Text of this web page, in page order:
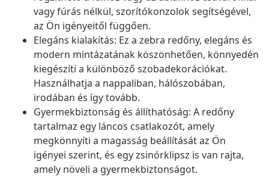
vagy fúrás nélkül, szorítókonzolok segítségével,
az Ön igényeitől függően.
Elegáns kialakítás: Ez a zebra redőny, elegáns és
modern mintázatának köszönhetően, könnyedén
kiegészíti a különböző szobadekorációkat.
Használhatja a nappaliban, hálószobában,
irodában és így tovább.
Gyermekbiztonság és állíthatóság: A redőny
tartalmaz egy láncos csatlakozót, amely
megkönnyíti a magasság beállítását az Ön
igényei szerint, és egy zsinórklipsz is van rajta,
amely növeli a gyermekbiztonságot.